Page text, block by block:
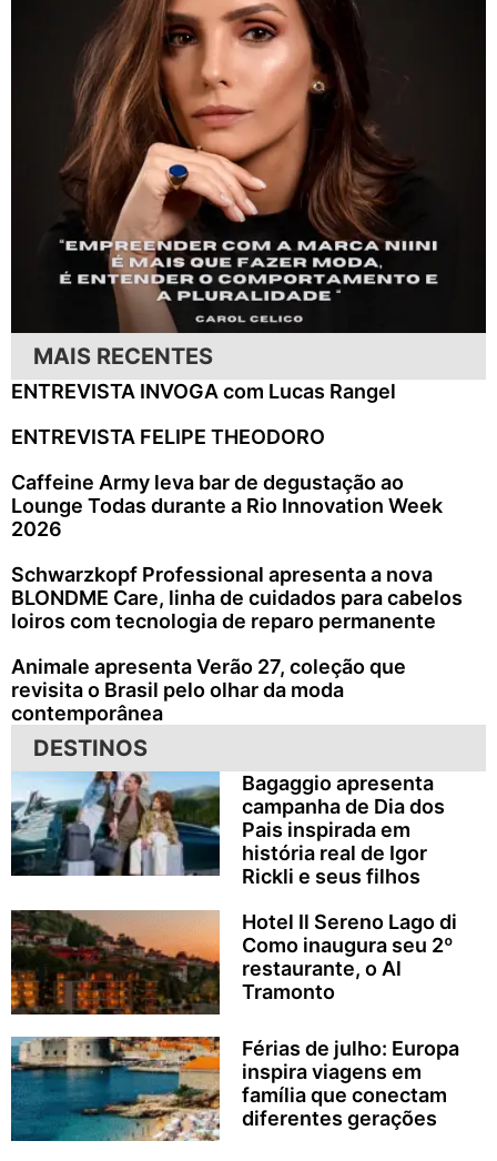
MAIS RECENTES
ENTREVISTA INVOGA com Lucas Rangel
ENTREVISTA FELIPE THEODORO
Caffeine Army leva bar de degustação ao
Lounge Todas durante a Rio Innovation Week
2026
Schwarzkopf Professional apresenta a nova
BLONDME Care, linha de cuidados para cabelos
loiros com tecnologia de reparo permanente
Animale apresenta Verão 27, coleção que
revisita o Brasil pelo olhar da moda
contemporânea
DESTINOS
Bagaggio apresenta
campanha de Dia dos
Pais inspirada em
história real de Igor
Rickli e seus filhos
Hotel Il Sereno Lago di
Como inaugura seu 2º
restaurante, o Al
Tramonto
Férias de julho: Europa
inspira viagens em
família que conectam
diferentes gerações